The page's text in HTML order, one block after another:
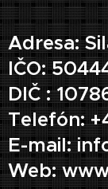
Adresa:
IČO:
DIČ :
Telefón:
E-mail:
Web: